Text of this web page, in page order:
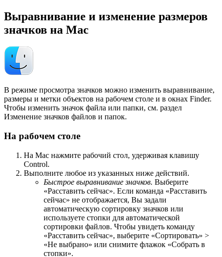
Выравнивание и изменение размеров
значков на Mac
В режиме просмотра значков можно изменить выравнивание,
размеры и метки объектов на рабочем столе и в окнах Finder.
Чтобы изменить значок файла или папки, см. раздел
Изменение значков файлов и папок.
На рабочем столе
На Mac нажмите рабочий стол, удерживая клавишу
Control.
Выполните любое из указанных ниже действий.
Быстрое выравнивание значков. Выберите
«Расставить сейчас». Если команда «Расставить
сейчас» не отображается, Вы задали
автоматическую сортировку значков или
используете стопки для автоматической
сортировки файлов. Чтобы увидеть команду
«Расставить сейчас», выберите «Сортировать» >
«Не выбрано» или снимите флажок «Собрать в
стопки».